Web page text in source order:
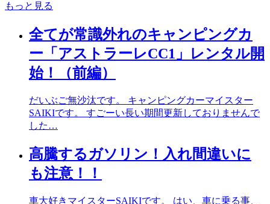
もっと見る
全てが常識外れのキャンピングカ
ー「アストラーレCC1」レンタル開
始！（前編）
だいぶご無沙汰です。 キャンピングカーマイスター
SAIKIです。 すごーい長い期間更新しておりませんで
した…
高騰するガソリン！入れ間違いに
も注意！！
車大好きマイスターSAIKIです。 はい、車に乗る事、